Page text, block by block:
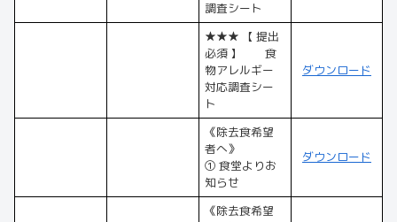
調査シート
★★★ 【 提出
必須 】 食
物アレルギー
対応調査シー
ト
ダウンロード
《除去食希望
者へ》
① 食堂よりお
知らせ
ダウンロード
《除去食希望